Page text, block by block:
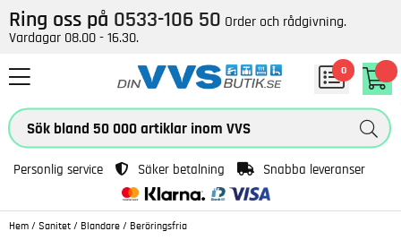
Ring oss på 0533-106 50 Order och rådgivning.
Vardagar 08.00 - 16.30.
0
Personlig service Säker betalning Snabba leveranser
Hem / Sanitet / Blandare / Beröringsfria